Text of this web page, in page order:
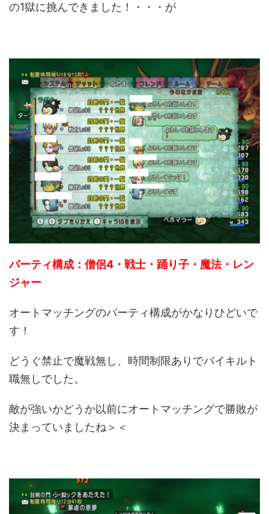
の1獄に挑んできました！・・・が
パーティ構成：僧侶4・戦士・踊り子・魔法・レン
ジャー
オートマッチングのパーティ構成がかなりひどいで
す！
どうぐ禁止で魔戦無し、時間制限ありでバイキルト
職無しでした。
敵が強いかどうか以前にオートマッチングで勝敗が
決まっていましたね＞＜